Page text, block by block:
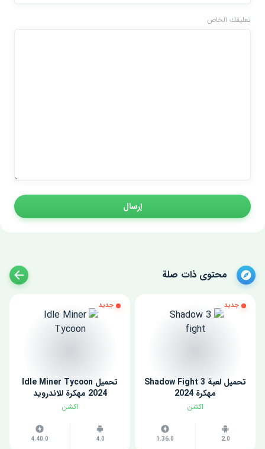
تعليقك الخاص
إرسال
محتوى ذات صلة
جديد
تحميل لعبة Shadow Fight 3
مهكرة 2024
اكشن
2.0
1.36.0
جديد
تحميل Idle Miner Tycoon
2024 مهكرة للاندرويد
اكشن
4.0
4.40.0